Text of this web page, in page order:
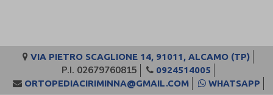
VIA PIETRO SCAGLIONE 14, 91011, ALCAMO (TP)
P.I. 02679760815
0924514005
ORTOPEDIACIRIMINNA@GMAIL.COM
WHATSAPP